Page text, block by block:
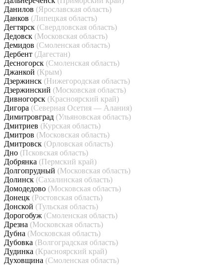
Данилов (Ярославская область)
Данков (Липецкая область)
Дегтярск (Свердловская область)
Дедовск (Московская область)
Демидов (Смоленская область)
Дербент (Дагестан)
Десногорск (Смоленская область)
Джанкой (Крым)
Дзержинск (Нижегородская область)
Дзержинский (Московская область)
Дивногорск (Красноярский край)
Дигора (Северная Осетия — Алания)
Димитровград (Ульяновская область)
Дмитриев (Курская область)
Дмитров (Московская область)
Дмитровск (Орловская область)
Дно (Псковская область)
Добрянка (Пермский край)
Долгопрудный (Московская область)
Долинск (Сахалинская область)
Домодедово (Московская область)
Донецк (Ростовская область)
Донской (Тульская область)
Дорогобуж (Смоленская область)
Дрезна (Московская область)
Дубна (Московская область)
Дубовка (Волгоградская область)
Дудинка (Красноярский край)
Духовщина (Смоленская область)